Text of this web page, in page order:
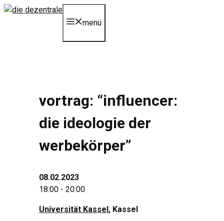
Zum
menü
vortrag: “influencer:
die ideologie der
werbekörper”
08.02.2023
18:00 - 20:00
Universität Kassel, Kassel